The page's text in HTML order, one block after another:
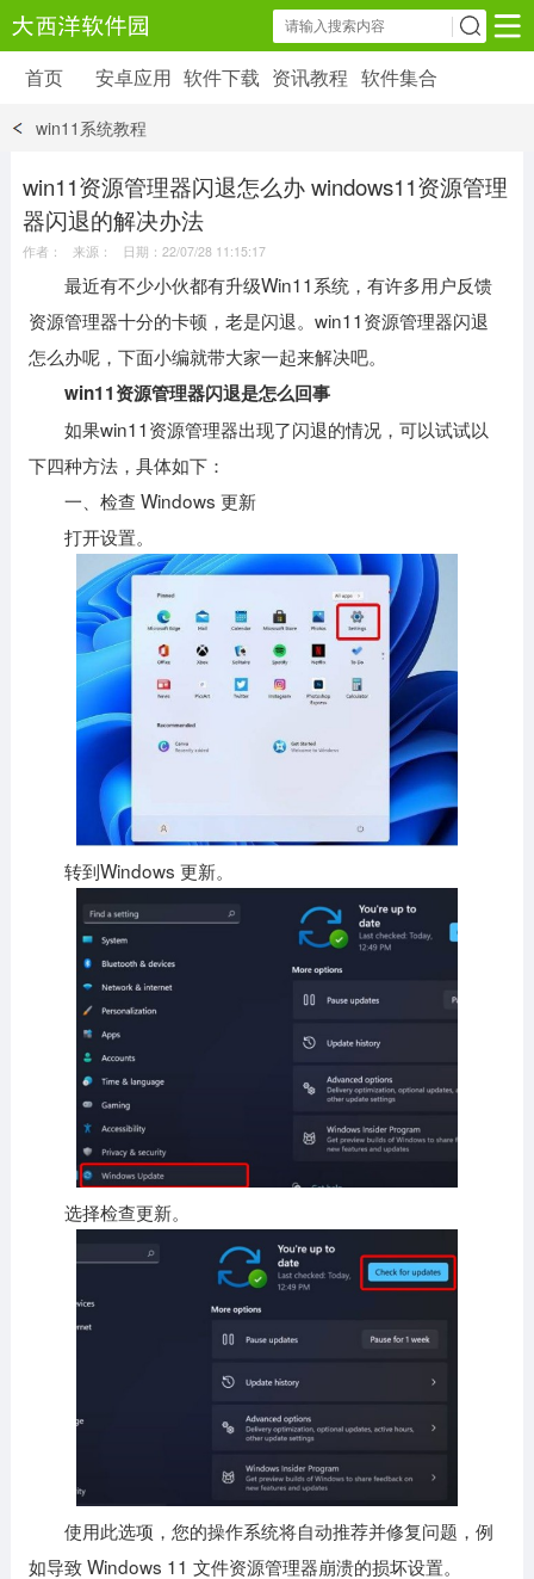
安卓应用 软件下载 资讯教程
6179 款应用
39 款应用
首页 安卓应用 软件下载 资讯教程 软件集合
win11系统教程
win11资源管理器闪退怎么办 windows11资源管理
器闪退的解决办法
作者： 来源： 日期：22/07/28 11:15:17
最近有不少小伙都有升级Win11系统，有许多用户反馈
资源管理器十分的卡顿，老是闪退。win11资源管理器闪退
怎么办呢，下面小编就带大家一起来解决吧。
win11资源管理器闪退是怎么回事
如果win11资源管理器出现了闪退的情况，可以试试以
下四种方法，具体如下：
一、检查 Windows 更新
打开设置。
转到Windows 更新。
选择检查更新。
使用此选项，您的操作系统将自动推荐并修复问题，例
如导致 Windows 11 文件资源管理器崩溃的损坏设置。